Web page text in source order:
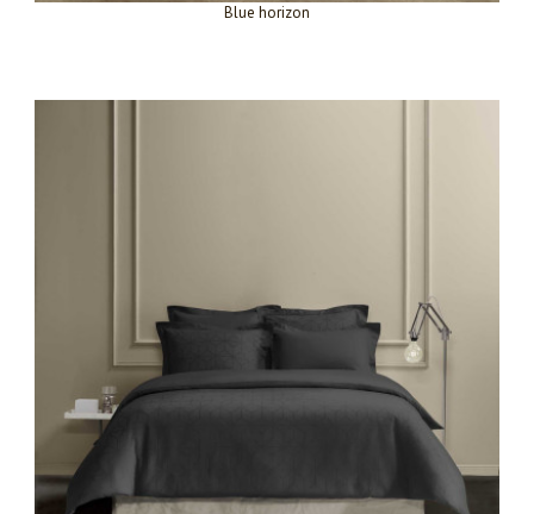
Blue horizon